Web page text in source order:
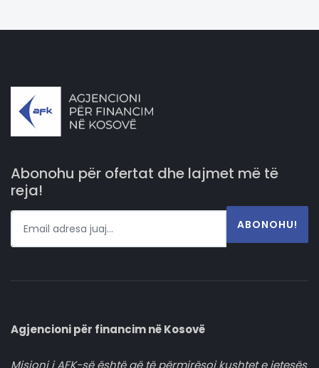
Abonohu për ofertat dhe lajmet më të
reja!
ABONOHU!
Agjencioni për financim në Kosovë
Misioni i AFK-së është që të përmirësoj kushtet e jetesës